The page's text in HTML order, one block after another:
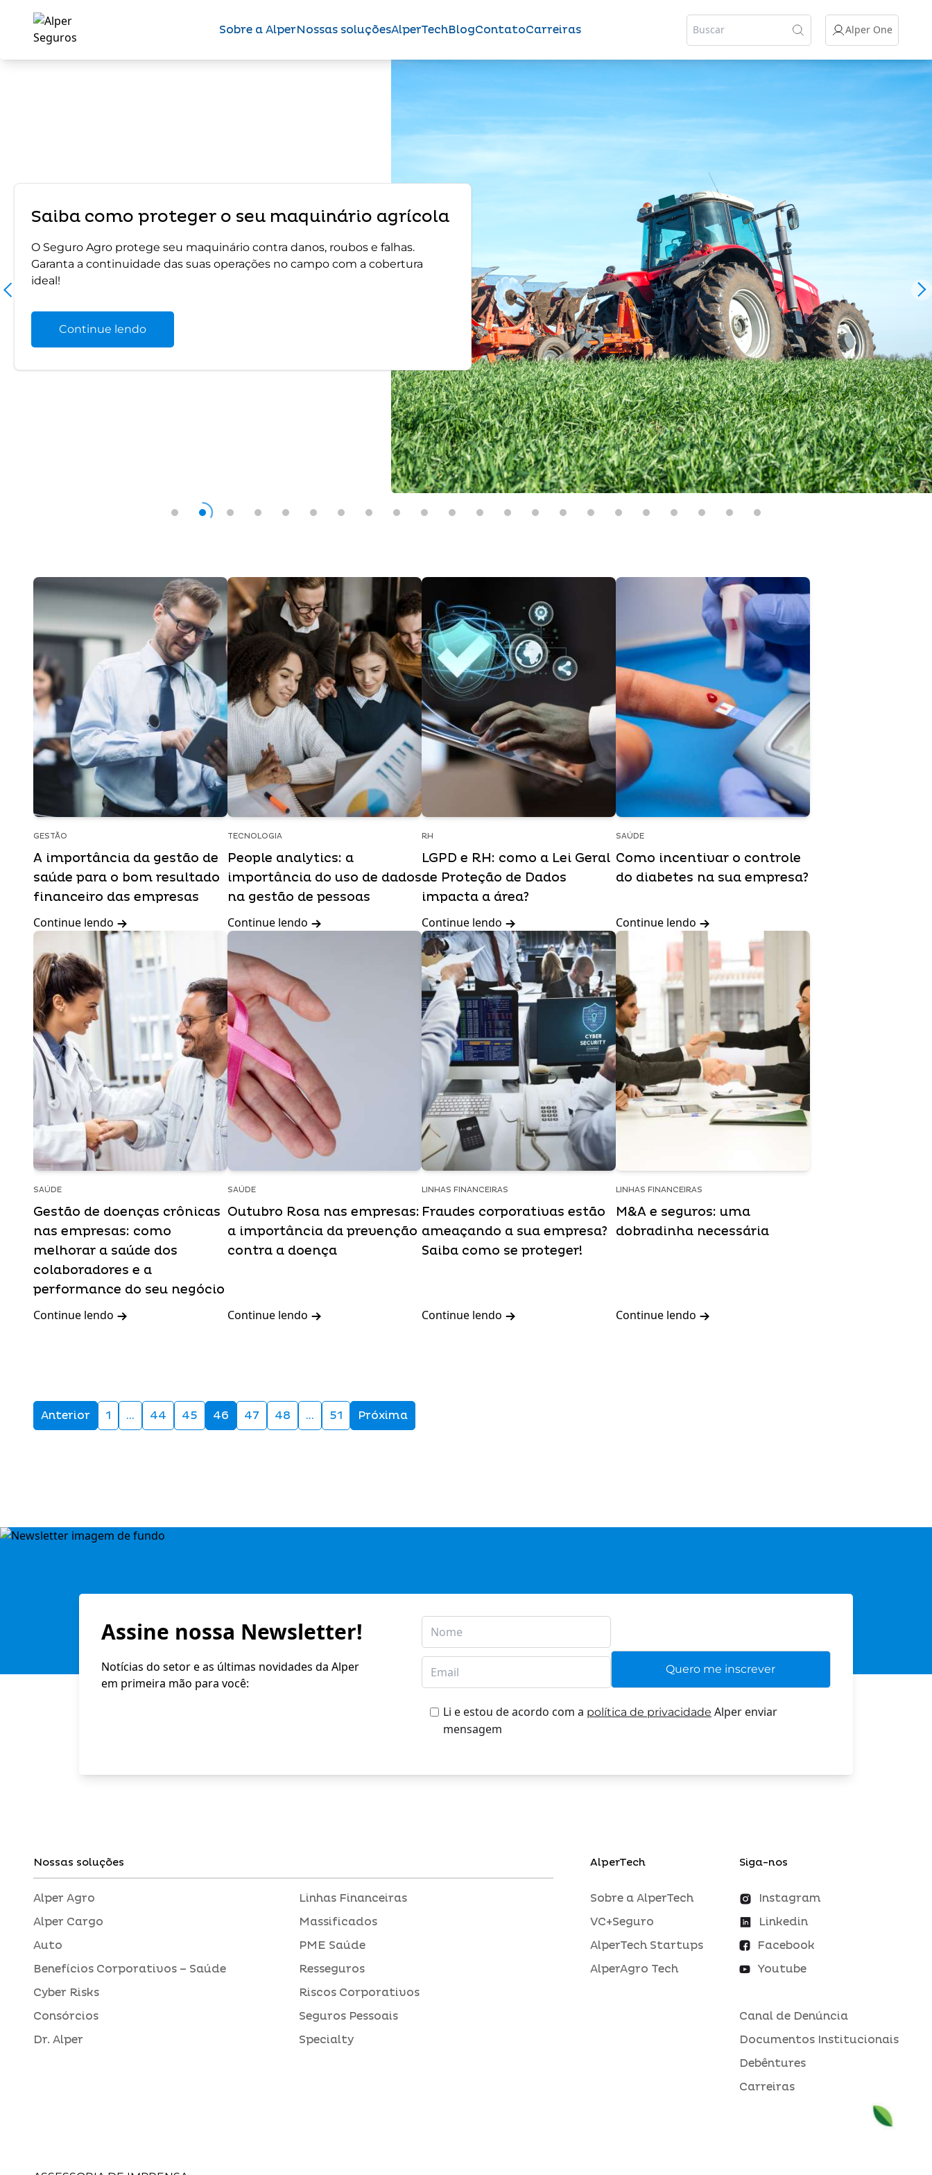
Sobre a AlperNossas soluçõesAlperTechBlogContatoCarreiras Alper One
Saiba como proteger o seu maquinário agrícola
O Seguro Agro protege seu maquinário contra danos, roubos e falhas.
Garanta a continuidade das suas operações no campo com a cobertura
ideal!
Continue lendo
GESTÃO
A importância da gestão de
saúde para o bom resultado
financeiro das empresas
Continue lendo
TECNOLOGIA
People analytics: a
importância do uso de dados
na gestão de pessoas
Continue lendo
RH
LGPD e RH: como a Lei Geral
de Proteção de Dados
impacta a área?
Continue lendo
SAÚDE
Como incentivar o controle
do diabetes na sua empresa?
Continue lendo
SAÚDE
Gestão de doenças crônicas
nas empresas: como
melhorar a saúde dos
colaboradores e a
performance do seu negócio
Continue lendo
SAÚDE
Outubro Rosa nas empresas:
a importância da prevenção
contra a doença
Continue lendo
LINHAS FINANCEIRAS
Fraudes corporativas estão
ameaçando a sua empresa?
Saiba como se proteger!
Continue lendo
LINHAS FINANCEIRAS
M&A e seguros: uma
dobradinha necessária
Continue lendo
Anterior 1 … 44 45 46 47 48 … 51 Próxima
Assine nossa Newsletter!
Notícias do setor e as últimas novidades da Alper
em primeira mão para você:
Li e estou de acordo com a política de privacidade Alper enviar
mensagem
Nossas soluções
Alper Agro
Alper Cargo
Auto
Benefícios Corporativos – Saúde
Cyber Risks
Consórcios
Dr. Alper
Linhas Financeiras
Massificados
PME Saúde
Resseguros
Riscos Corporativos
Seguros Pessoais
Specialty
AlperTech
Sobre a AlperTech
VC+Seguro
AlperTech Startups
AlperAgro Tech
Siga-nos
Instagram
Linkedin
Facebook
Youtube
Canal de Denúncia
Documentos Institucionais
Debêntures
Carreiras